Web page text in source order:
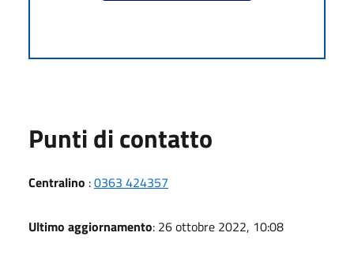
Punti di contatto
Centralino :0363 424357
Ultimo aggiornamento: 26 ottobre 2022, 10:08